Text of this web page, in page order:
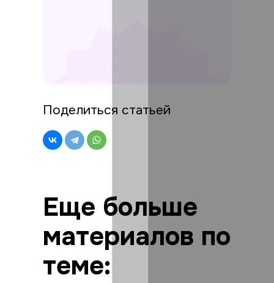
Поделиться статьей
Еще больше
материалов по
теме: